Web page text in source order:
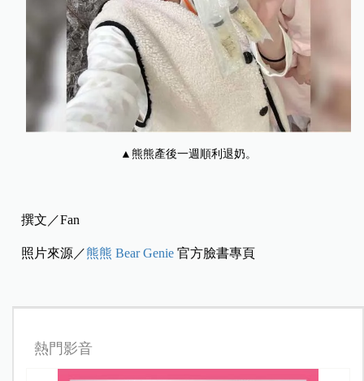
▲熊熊產後一週順利退奶。
撰文／Fan
照片來源／熊熊 Bear Genie 官方臉書專頁
熱門影音